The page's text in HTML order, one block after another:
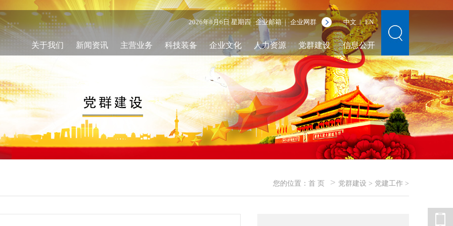
2026年8月6日 星期四企业邮箱 | 企业网群 中文 | EN
关于我们 新闻资讯 主营业务 科技装备 企业文化 人力资源 党群建设 信息公开
您的位置： 首 页 > 党群建设 > 党建工作 >